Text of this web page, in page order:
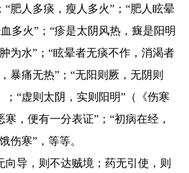
“肥人多痰，瘦人多火”；“肥人眩晕
多火”；“疹是太阴风热，癍是阳明
为水”；“眩晕者无痰不作，消渴者
暴痛无热”；“无阳则厥，无阴则
；“虚则太阴，实则阳明”（《伤寒
，便有一分表证”；“初病在经，
伤寒”，等等。
向导，则不达贼境；药无引使，则